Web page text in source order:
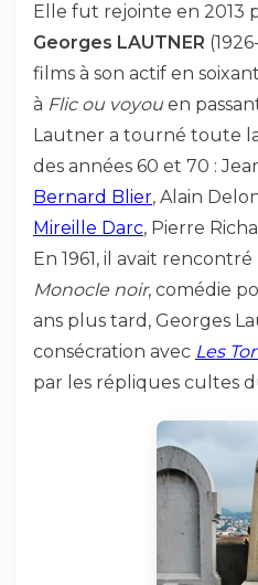
Elle fut rejointe en 2013
Georges LAUTNER
films à son actif en
à Flic ou voyou en
Lautner a tourné toute
des années 60 et 70 :
Bernard Blier, Alain
Mireille Darc, Pierre
En 1961, il avait
Monocle noir, comédie
ans plus tard, Georges
consécration avec Les
par les répliques cultes